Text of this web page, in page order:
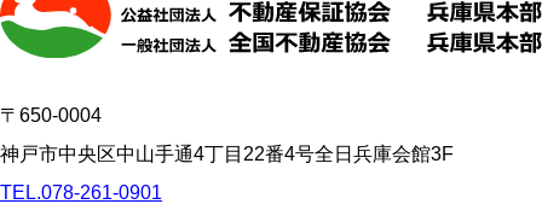
〒650-0004
神戸市中央区中山手通4丁目22番4号全日兵庫会館3F
TEL.078-261-0901